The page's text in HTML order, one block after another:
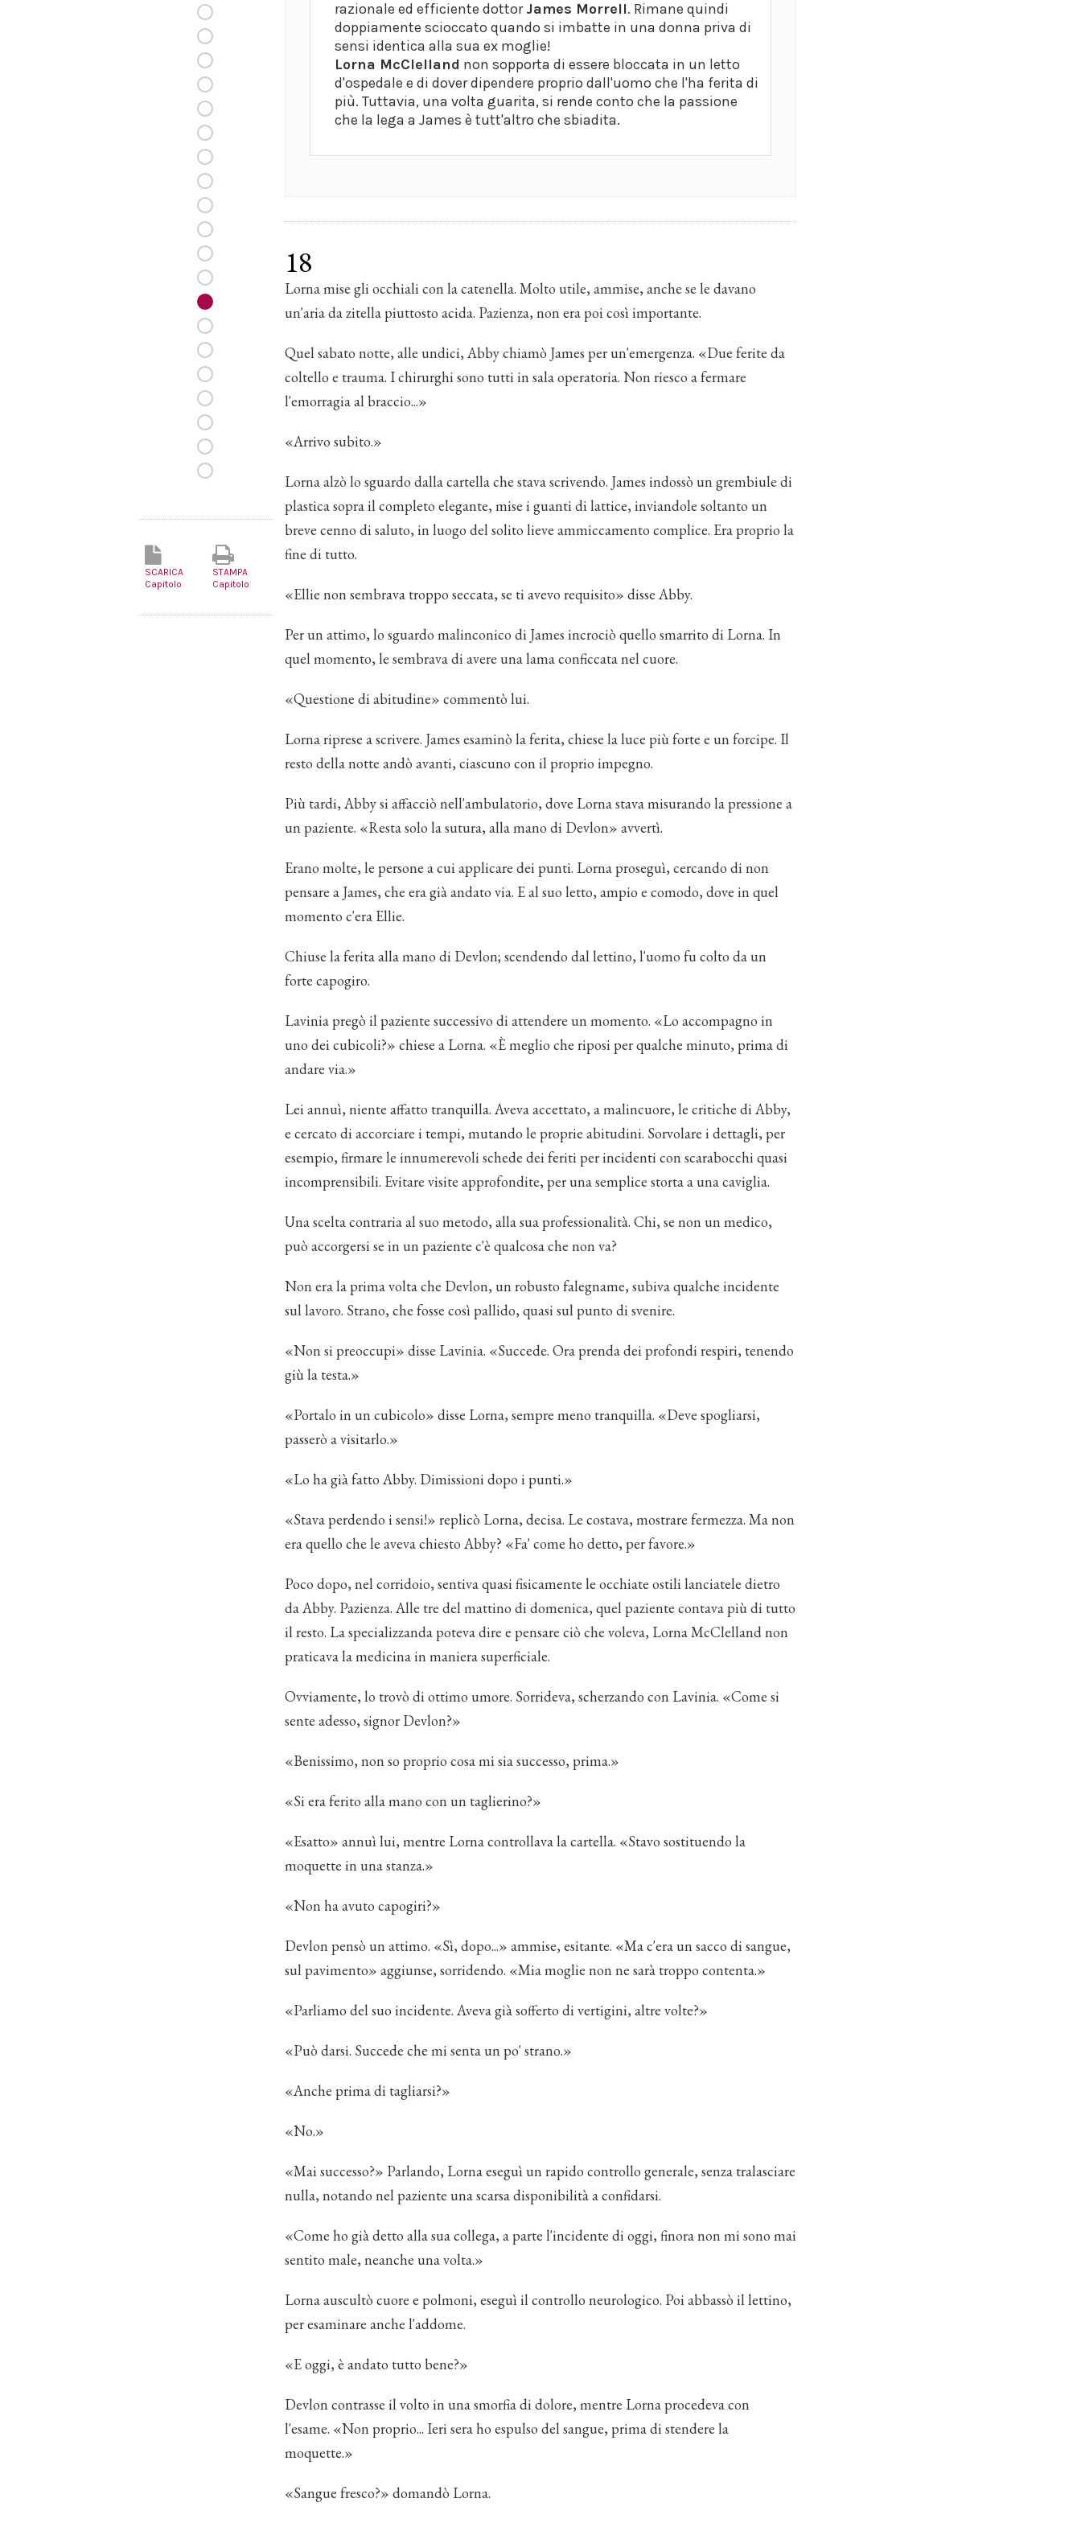
SCARICA
Capitolo
STAMPA
Capitolo
razionale ed efficiente dottorJames Morrell. Rimane quindi
doppiamente scioccato quando si imbatte in una donna priva di
sensi identica alla sua ex moglie!
Lorna McClelland non sopporta di essere bloccata in un letto
d'ospedale e di dover dipendere proprio dall'uomo che l'ha ferita di
più. Tuttavia, una volta guarita, si rende conto che la passione
che la lega a James è tutt'altro che sbiadita.
18
Lorna mise gli occhiali con la catenella. Molto utile, ammise, anche se le davano
un'aria da zitella piuttosto acida. Pazienza, non era poi così importante.
Quel sabato notte, alle undici, Abby chiamò James per un'emergenza. «Due ferite da
coltello e trauma. I chirurghi sono tutti in sala operatoria. Non riesco a fermare
l'emorragia al braccio...»
«Arrivo subito.»
Lorna alzò lo sguardo dalla cartella che stava scrivendo. James indossò un grembiule di
plastica sopra il completo elegante, mise i guanti di lattice, inviandole soltanto un
breve cenno di saluto, in luogo del solito lieve ammiccamento complice. Era proprio la
fine di tutto.
«Ellie non sembrava troppo seccata, se ti avevo requisito» disse Abby.
Per un attimo, lo sguardo malinconico di James incrociò quello smarrito di Lorna. In
quel momento, le sembrava di avere una lama conficcata nel cuore.
«Questione di abitudine» commentò lui.
Lorna riprese a scrivere. James esaminò la ferita, chiese la luce più forte e un forcipe. Il
resto della notte andò avanti, ciascuno con il proprio impegno.
Più tardi, Abby si affacciò nell'ambulatorio, dove Lorna stava misurando la pressione a
un paziente. «Resta solo la sutura, alla mano di Devlon» avvertì.
Erano molte, le persone a cui applicare dei punti. Lorna proseguì, cercando di non
pensare a James, che era già andato via. E al suo letto, ampio e comodo, dove in quel
momento c'era Ellie.
Chiuse la ferita alla mano di Devlon; scendendo dal lettino, l'uomo fu colto da un
forte capogiro.
Lavinia pregò il paziente successivo di attendere un momento. «Lo accompagno in
uno dei cubicoli?» chiese a Lorna. «È meglio che riposi per qualche minuto, prima di
andare via.»
Lei annuì, niente affatto tranquilla. Aveva accettato, a malincuore, le critiche di Abby,
e cercato di accorciare i tempi, mutando le proprie abitudini. Sorvolare i dettagli, per
esempio, firmare le innumerevoli schede dei feriti per incidenti con scarabocchi quasi
incomprensibili. Evitare visite approfondite, per una semplice storta a una caviglia.
Una scelta contraria al suo metodo, alla sua professionalità. Chi, se non un medico,
può accorgersi se in un paziente c'è qualcosa che non va?
Non era la prima volta che Devlon, un robusto falegname, subiva qualche incidente
sul lavoro. Strano, che fosse così pallido, quasi sul punto di svenire.
«Non si preoccupi» disse Lavinia. «Succede. Ora prenda dei profondi respiri, tenendo
giù la testa.»
«Portalo in un cubicolo» disse Lorna, sempre meno tranquilla. «Deve spogliarsi,
passerò a visitarlo.»
«Lo ha già fatto Abby. Dimissioni dopo i punti.»
«Stava perdendo i sensi!» replicò Lorna, decisa. Le costava, mostrare fermezza. Ma non
era quello che le aveva chiesto Abby? «Fa' come ho detto, per favore.»
Poco dopo, nel corridoio, sentiva quasi fisicamente le occhiate ostili lanciatele dietro
da Abby. Pazienza. Alle tre del mattino di domenica, quel paziente contava più di tutto
il resto. La specializzanda poteva dire e pensare ciò che voleva, Lorna McClelland non
praticava la medicina in maniera superficiale.
Ovviamente, lo trovò di ottimo umore. Sorrideva, scherzando con Lavinia. «Come si
sente adesso, signor Devlon?»
«Benissimo, non so proprio cosa mi sia successo, prima.»
«Si era ferito alla mano con un taglierino?»
«Esatto» annuì lui, mentre Lorna controllava la cartella. «Stavo sostituendo la
moquette in una stanza.»
«Non ha avuto capogiri?»
Devlon pensò un attimo. «Sì, dopo...» ammise, esitante. «Ma c'era un sacco di sangue,
sul pavimento» aggiunse, sorridendo. «Mia moglie non ne sarà troppo contenta.»
«Parliamo del suo incidente. Aveva già sofferto di vertigini, altre volte?»
«Può darsi. Succede che mi senta un po' strano.»
«Anche prima di tagliarsi?»
«No.»
«Mai successo?» Parlando, Lorna eseguì un rapido controllo generale, senza tralasciare
nulla, notando nel paziente una scarsa disponibilità a confidarsi.
«Come ho già detto alla sua collega, a parte l'incidente di oggi, finora non mi sono mai
sentito male, neanche una volta.»
Lorna auscultò cuore e polmoni, eseguì il controllo neurologico. Poi abbassò il lettino,
per esaminare anche l'addome.
«E oggi, è andato tutto bene?»
Devlon contrasse il volto in una smorfia di dolore, mentre Lorna procedeva con
l'esame. «Non proprio... Ieri sera ho espulso del sangue, prima di stendere la
moquette.»
«Sangue fresco?» domandò Lorna.